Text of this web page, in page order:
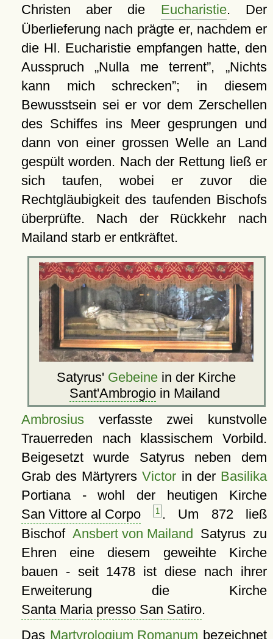
Christen aber die Eucharistie. Der
Überlieferung nach prägte er, nachdem er
die Hl. Eucharistie empfangen hatte, den
Ausspruch Nulla me terrent ,
Nichts
kann mich schrecken ; in diesem
Bewusstsein sei er vor dem Zerschellen
des Schiffes ins Meer gesprungen und
dann von einer grossen Welle an Land
gespült worden. Nach der Rettung ließ er
sich taufen, wobei er zuvor die
Rechtgläubigkeit des taufenden Bischofs
überprüfte. Nach der Rückkehr nach
Mailand starb er entkräftet.
Satyrus' Gebeine in der Kirche
Sant'Ambrogioin Mailand
Ambrosiusverfasste zwei kunstvolle
Trauerreden nach klassischem Vorbild.
Beigesetzt wurde Satyrus neben dem
Grab des MärtyrersVictor in der Basilika
Portiana - wohl der heutigen Kirche
San Vittore al Corpo
1 . Um 872 ließ
Bischof Ansbert von Mailand Satyrus zu
Ehren eine diesem geweihte Kirche
bauen - seit 1478 ist diese nach ihrer
Erweiterung die Kirche
Santa Maria presso San Satiro.
Das Martyrologium Romanum bezeichnet